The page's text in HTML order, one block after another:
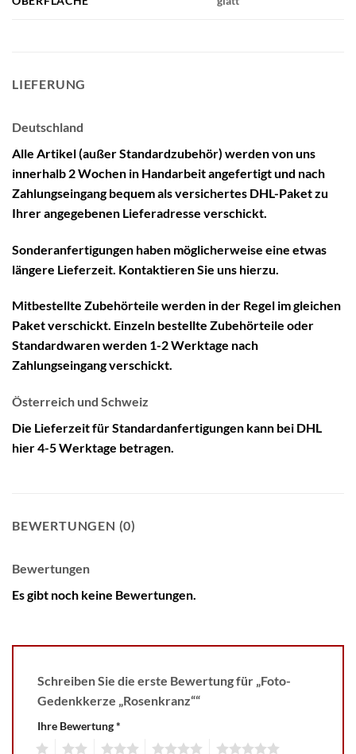
LIEFERUNG
Deutschland
Alle Artikel (außer Standardzubehör) werden von uns
innerhalb 2 Wochen in Handarbeit angefertigt und nach
Zahlungseingang bequem als versichertes DHL-Paket zu
Ihrer angegebenen Lieferadresse verschickt.
Sonderanfertigungen haben möglicherweise eine etwas
längere Lieferzeit. Kontaktieren Sie uns hierzu.
Mitbestellte Zubehörteile werden in der Regel im gleichen
Paket verschickt. Einzeln bestellte Zubehörteile oder
Standardwaren werden 1-2 Werktage nach
Zahlungseingang verschickt.
Österreich und Schweiz
Die Lieferzeit für Standardanfertigungen kann bei DHL
hier 4-5 Werktage betragen.
BEWERTUNGEN (0)
Bewertungen
Es gibt noch keine Bewertungen.
Schreiben Sie die erste Bewertung für „Foto-
Gedenkkerze „Rosenkranz““
Ihre Bewertung*